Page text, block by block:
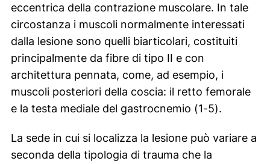
eccentrica della contrazione muscolare. In tale
circostanza i muscoli normalmente interessati
dalla lesione sono quelli biarticolari, costituiti
principalmente da fibre di tipo II e con
architettura pennata, come, ad esempio, i
muscoli posteriori della coscia: il retto femorale
e la testa mediale del gastrocnemio (1-5).
La sede in cui si localizza la lesione può variare a
seconda della tipologia di trauma che la